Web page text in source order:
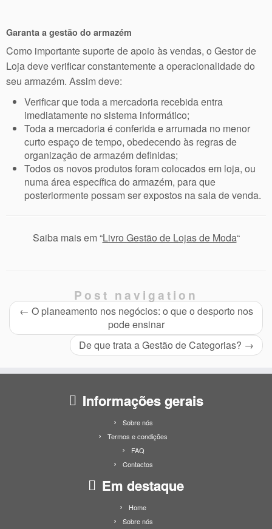
Garanta a gestão do armazém
Como importante suporte de apoio às vendas, o Gestor de
Loja deve verificar constantemente a operacionalidade do
seu armazém. Assim deve:
Verificar que toda a mercadoria recebida entra
imediatamente no sistema informático;
Toda a mercadoria é conferida e arrumada no menor
curto espaço de tempo, obedecendo às regras de
organização de armazém definidas;
Todos os novos produtos foram colocados em loja, ou
numa área específica do armazém, para que
posteriormente possam ser expostos na sala de venda.
Saiba mais em “Livro Gestão de Lojas de Moda“
Post navigation
← O planeamento nos negócios: o que o desporto nos
pode ensinar
De que trata a Gestão de Categorias? →
Informações gerais
Sobre nós
Termos e condições
FAQ
Contactos
Em destaque
Home
Sobre nós